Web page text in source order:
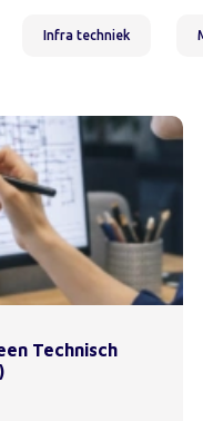
Infra techniek
Technisch